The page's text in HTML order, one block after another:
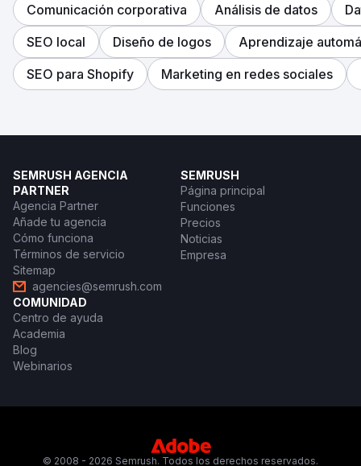
Comunicación corporativa
Análisis de datos
SEO local
Diseño de logos
Aprendizaje
SEO para Shopify
Marketing en redes sociales
SEMRUSH AGENCIA
PARTNER
Agencia Partner
Añade tu agencia
Cómo funciona
Términos de servicio
Sitemap
agencies@semrush.com
SEMRUSH
Página principal
Funciones
Precios
Noticias
Empresa
COMUNIDAD
Centro de ayuda
Academia
Blog
Webinarios
© 2008 - 2026 Semrush. Todos los derechos reservados.